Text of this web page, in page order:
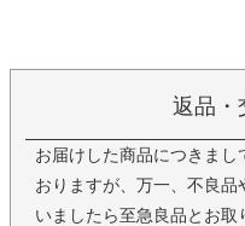
返品・
お届けした商品につきまし
おりますが、万一、不良
いましたら至急良品とお